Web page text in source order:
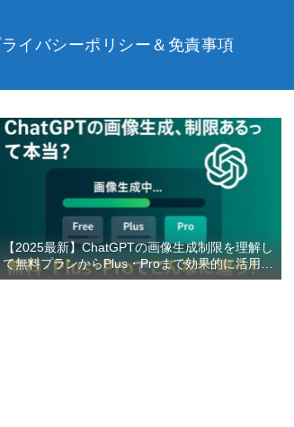
イバシーポリシー＆免責事項
【2025最新】ChatGPTの画像生成制限を理解し
て無料プランからPlus・Proまで効果的に活用す
る完全ガイド